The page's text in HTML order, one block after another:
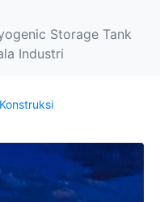
Storage Tank
Industri